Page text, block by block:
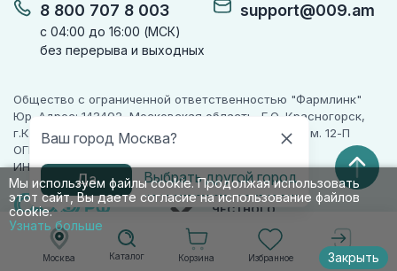
Москва
Ваш город Москва?
Да Выбрать другой город
Каталог Корзина Избранное Войти
Мы используем файлы cookie. Продолжая использовать
этот сайт, Вы даете согласие на использование файлов
cookie.
Узнать больше
Закрыть
8 800 707 8 003
с 04:00 до 16:00 (МСК)
без перерыва и выходных
support@009.am
Общество с ограниченной ответственностью "Фармлинк"
Юр. Адрес: 143402, Московская область, Г.О. Красногорск,
г.Красногорск, ул. Жуковского, д. 17, помещ. III, ком. 12-П
ОГРН 1225000071955
ИНН 5024223277
ПАРТНЕР
ЧЕСТНОГО